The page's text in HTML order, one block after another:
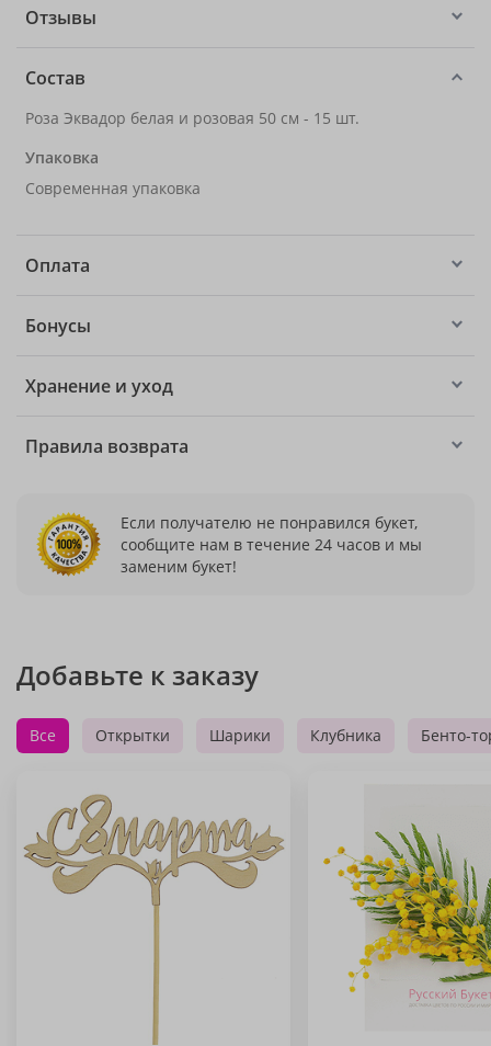
Отзывы
Состав
Роза Эквадор белая и розовая 50 см - 15 шт.
Упаковка
Современная упаковка
Оплата
Бонусы
Хранение и уход
Правила возврата
Если получателю не понравился букет,
сообщите нам в течение 24 часов и мы
заменим букет!
Добавьте к заказу
Все Открытки Шарики Клубника Бенто-